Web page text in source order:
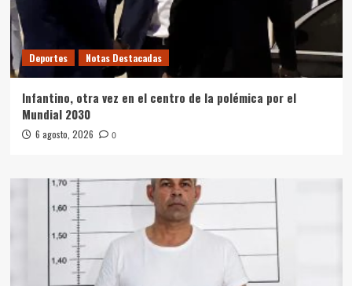
Deportes Notas Destacadas
Infantino, otra vez en el centro de la polémica por el
Mundial 2030
6 agosto, 2026 0